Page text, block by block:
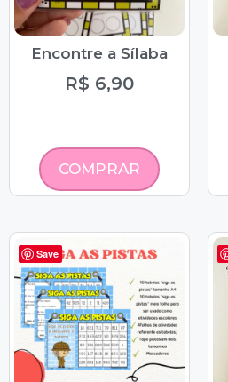
Encontre a Sílaba
R$ 6,90
COMPRAR
Save